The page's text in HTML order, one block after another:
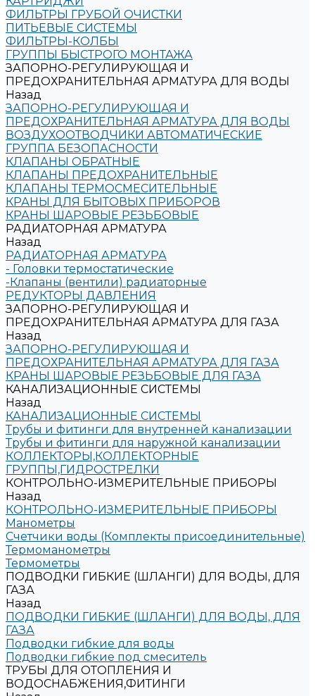
ФИЛЬТРЫ ГРУБОЙ ОЧИСТКИ
ПИТЬЕВЫЕ СИСТЕМЫ
ФИЛЬТРЫ-КОЛБЫ
ГРУППЫ БЫСТРОГО МОНТАЖА
ЗАПОРНО-РЕГУЛИРУЮЩАЯ И
ПРЕДОХРАНИТЕЛЬНАЯ АРМАТУРА ДЛЯ ВОДЫ
Назад
ЗАПОРНО-РЕГУЛИРУЮЩАЯ И
ПРЕДОХРАНИТЕЛЬНАЯ АРМАТУРА ДЛЯ ВОДЫ
ВОЗДУХООТВОДЧИКИ АВТОМАТИЧЕСКИЕ
ГРУППА БЕЗОПАСНОСТИ
КЛАПАНЫ ОБРАТНЫЕ
КЛАПАНЫ ПРЕДОХРАНИТЕЛЬНЫЕ
КЛАПАНЫ ТЕРМОСМЕСИТЕЛЬНЫЕ
КРАНЫ ДЛЯ БЫТОВЫХ ПРИБОРОВ
КРАНЫ ШАРОВЫЕ РЕЗЬБОВЫЕ
РАДИАТОРНАЯ АРМАТУРА
Назад
РАДИАТОРНАЯ АРМАТУРА
- Головки термостатические
-Клапаны (вентили) радиаторные
РЕДУКТОРЫ ДАВЛЕНИЯ
ЗАПОРНО-РЕГУЛИРУЮЩАЯ И
ПРЕДОХРАНИТЕЛЬНАЯ АРМАТУРА ДЛЯ ГАЗА
Назад
ЗАПОРНО-РЕГУЛИРУЮЩАЯ И
ПРЕДОХРАНИТЕЛЬНАЯ АРМАТУРА ДЛЯ ГАЗА
КРАНЫ ШАРОВЫЕ РЕЗЬБОВЫЕ ДЛЯ ГАЗА
КАНАЛИЗАЦИОННЫЕ СИСТЕМЫ
Назад
КАНАЛИЗАЦИОННЫЕ СИСТЕМЫ
Трубы и фитинги для внутренней канализации
Трубы и фитинги для наружной канализации
КОЛЛЕКТОРЫ,КОЛЛЕКТОРНЫЕ
ГРУППЫ,ГИДРОСТРЕЛКИ
КОНТРОЛЬНО-ИЗМЕРИТЕЛЬНЫЕ ПРИБОРЫ
Назад
КОНТРОЛЬНО-ИЗМЕРИТЕЛЬНЫЕ ПРИБОРЫ
Манометры
Счетчики воды (Комплекты присоединительные)
Термоманометры
Термометры
ПОДВОДКИ ГИБКИЕ (ШЛАНГИ) ДЛЯ ВОДЫ, ДЛЯ
ГАЗА
Назад
ПОДВОДКИ ГИБКИЕ (ШЛАНГИ) ДЛЯ ВОДЫ, ДЛЯ
ГАЗА
Подводки гибкие для воды
Подводки гибкие под смеситель
ТРУБЫ ДЛЯ ОТОПЛЕНИЯ И
ВОДОСНАБЖЕНИЯ,ФИТИНГИ